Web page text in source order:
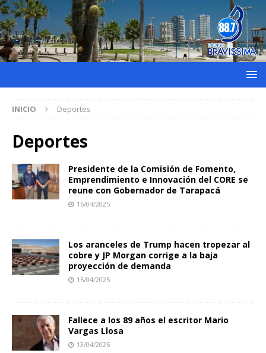
INICIO Deportes
Deportes
Presidente de la Comisión de Fomento,
Emprendimiento e Innovación del CORE se
reune con Gobernador de Tarapacá
16/04/2025
Los aranceles de Trump hacen tropezar al
cobre y JP Morgan corrige a la baja
proyección de demanda
15/04/2025
Fallece a los 89 años el escritor Mario
Vargas Llosa
13/04/2025